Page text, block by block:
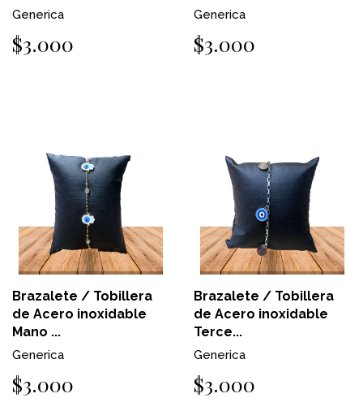
Generica
$3.000
Generica
$3.000
Brazalete / Tobillera
de Acero inoxidable
Mano ...
Generica
$3.000
Brazalete / Tobillera
de Acero inoxidable
Terce...
Generica
$3.000